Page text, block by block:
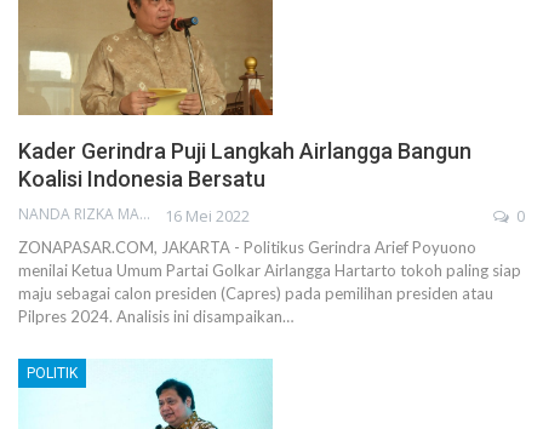
Kader Gerindra Puji Langkah Airlangga Bangun
Koalisi Indonesia Bersatu
NANDA RIZKA MAHENDRA 16 Mei 2022 0
ZONAPASAR.COM, JAKARTA - Politikus Gerindra Arief Poyuono
menilai Ketua Umum Partai Golkar Airlangga Hartarto tokoh paling siap
maju sebagai calon presiden (Capres) pada pemilihan presiden atau
Pilpres 2024. Analisis ini disampaikan…
POLITIK